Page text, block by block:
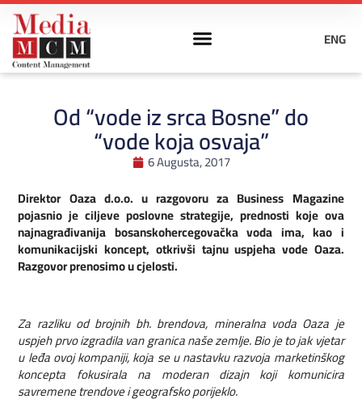
ENG
Od “vode iz srca Bosne” do
“vode koja osvaja”
6 Augusta, 2017
Direktor Oaza d.o.o. u razgovoru za Business Magazine
pojasnio je ciljeve poslovne strategije, prednosti koje ova
najnagrađivanija bosanskohercegovačka voda ima, kao i
komunikacijski koncept, otkrivši tajnu uspjeha vode Oaza.
Razgovor prenosimo u cjelosti.
Za razliku od brojnih bh. brendova, mineralna voda Oaza je
uspjeh prvo izgradila van granica naše zemlje. Bio je to jak vjetar
u leđa ovoj kompaniji, koja se u nastavku razvoja marketinškog
koncepta fokusirala na moderan dizajn koji komunicira
savremene trendove i geografsko porijeklo.